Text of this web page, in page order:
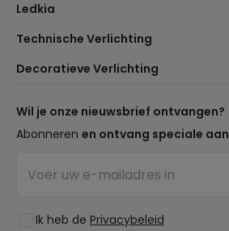
Ledkia
Klantenservice
Verzendmethoden
Bent u een Professional?
Veelgestelde Vragen (FAQ)
Technische Verlichting
Merken
LED Besparingscalculator
Bedrijfsverlichting
Decoratieve Verlichting
Trends
Premium Decoratiemerken
Ruimtes
Collecties
Wil je onze nieuwsbrief ontvangen?
Abonneren en ontvang speciale
Ik heb de Privacybeleid